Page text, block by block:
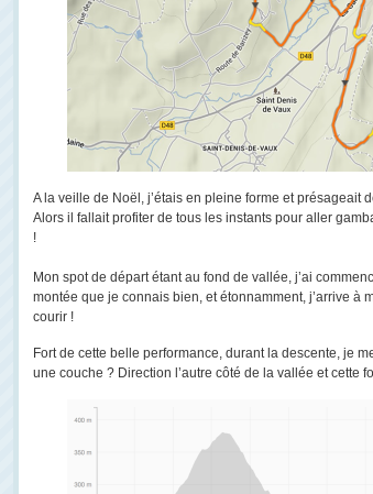
A la veille de Noël, j’étais en pleine forme et présageait
Alors il fallait profiter de tous les instants pour aller
!
Mon spot de départ étant au fond de vallée, j’ai
montée que je connais bien, et étonnamment, j’arrive à
courir !
Fort de cette belle performance, durant la descente, je
une couche ? Direction l’autre côté de la vallée et cette